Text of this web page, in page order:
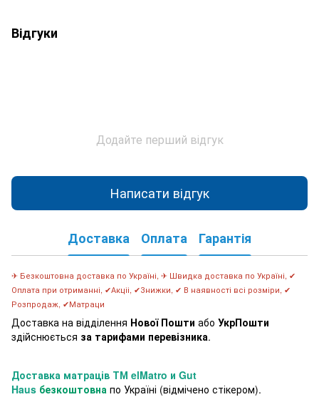
Відгуки
Додайте перший відгук
Написати відгук
Доставка Оплата Гарантія
✈ Безкоштовна доставка по Україні, ✈ Швидка доставка по Україні, ✔
Оплата при отриманні, ✔Акціі, ✔Знижки, ✔ В наявності всі розміри, ✔
Розпродаж, ✔Матраци
Доставка на відділення Нової Пошти або УкрПошти
здійснюється за тарифами перевізника.
Доставка матраців ТМ elMatro и Gut
Haus безкоштовна по Україні (відмічено стікером).